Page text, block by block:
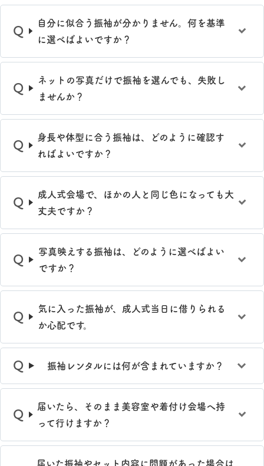
自分に似合う振袖が分かりません。何を基準
に選べばよいですか？
ネットの写真だけで振袖を選んでも、失敗し
ませんか？
身長や体型に合う振袖は、どのように確認す
ればよいですか？
成人式会場で、ほかの人と同じ色になっても大
丈夫ですか？
写真映えする振袖は、どのように選べばよい
ですか？
気に入った振袖が、成人式当日に借りられる
か心配です。
振袖レンタルには何が含まれていますか？
届いたら、そのまま美容室や着付け会場へ持
って行けますか？
届いた振袖やセット内容に問題があった場合は